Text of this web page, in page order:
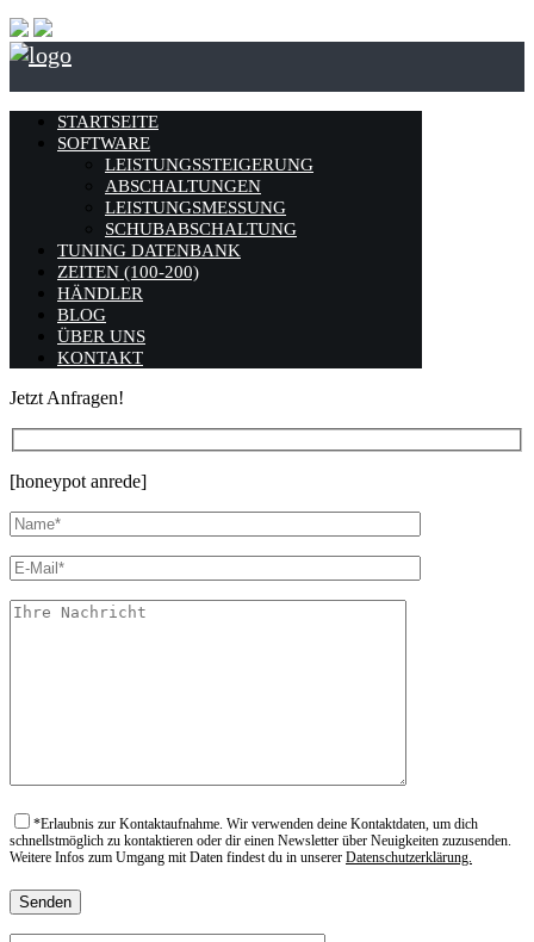
STARTSEITE
SOFTWARE
LEISTUNGSSTEIGERUNG
ABSCHALTUNGEN
LEISTUNGSMESSUNG
SCHUBABSCHALTUNG
TUNING DATENBANK
ZEITEN (100-200)
HÄNDLER
BLOG
ÜBER UNS
KONTAKT
Jetzt Anfragen!
[honeypot anrede]
*Erlaubnis zur Kontaktaufnahme. Wir verwenden deine Kontaktdaten, um dich
schnellstmöglich zu kontaktieren oder dir einen Newsletter über Neuigkeiten zuzusenden.
Weitere Infos zum Umgang mit Daten findest du in unserer Datenschutzerklärung.